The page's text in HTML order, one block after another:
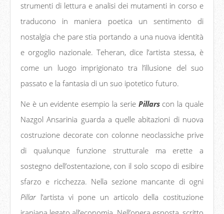
strumenti di lettura e analisi dei mutamenti in corso e
traducono in maniera poetica un sentimento di
nostalgia che pare stia portando a una nuova identità
e orgoglio nazionale. Teheran, dice l’artista stessa, è
come un luogo imprigionato tra l’illusione del suo
passato e la fantasia di un suo ipotetico futuro.
Ne è un evidente esempio la serie Pillars con la quale
Nazgol Ansarinia guarda a quelle abitazioni di nuova
costruzione decorate con colonne neoclassiche prive
di qualunque funzione strutturale ma erette a
sostegno dell’ostentazione, con il solo scopo di esibire
sfarzo e ricchezza. Nella sezione mancante di ogni
Pillar l’artista vi pone un articolo della costituzione